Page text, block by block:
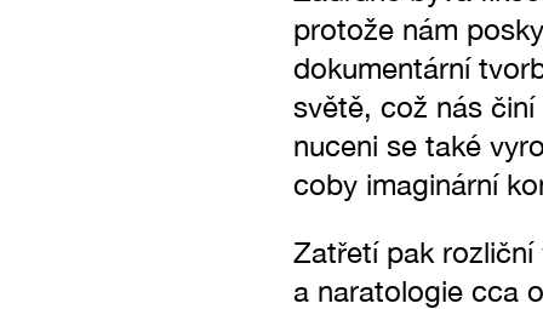
protože nám
dokumentární
světě, což nás
nuceni se také
coby imaginární
Zatřetí pak
a naratologie cca